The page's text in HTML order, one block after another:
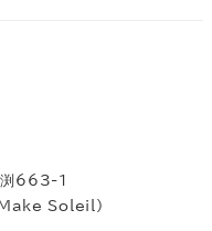
渕663-1
Soleil）